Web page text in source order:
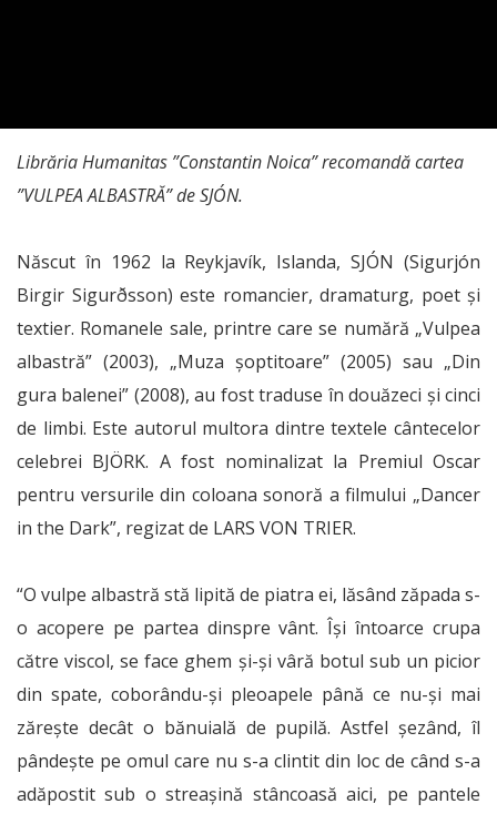
Librăria Humanitas ”Constantin Noica” recomandă cartea
”VULPEA ALBASTRĂ” de SJÓN.
Născut în 1962 la Reykjavík, Islanda, SJÓN (Sigurjón
Birgir Sigurðsson) este romancier, dramaturg, poet și
textier. Romanele sale, printre care se numără „Vulpea
albastră” (2003), „Muza șoptitoare” (2005) sau „Din
gura balenei” (2008), au fost traduse în douăzeci și cinci
de limbi. Este autorul multora dintre textele cântecelor
celebrei BJÖRK. A fost nominalizat la Premiul Oscar
pentru versurile din coloana sonoră a filmului „Dancer
in the Dark”, regizat de LARS VON TRIER.
“O vulpe albastră stă lipită de piatra ei, lăsând zăpada s-
o acopere pe partea dinspre vânt. Îşi întoarce crupa
către viscol, se face ghem şi-şi vâră botul sub un picior
din spate, coborându-şi pleoapele până ce nu-şi mai
zăreşte decât o bănuială de pupilă. Astfel şezând, îl
pândeşte pe omul care nu s-a clintit din loc de când s-a
adăpostit sub o streaşină stâncoasă aici, pe pantele